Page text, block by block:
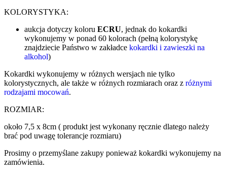
KOLORYSTYKA:
aukcja dotyczy koloru ECRU, jednak do kokardki
wykonujemy w ponad 60 kolorach (pełną kolorystykę
znajdziecie Państwo w zakładce kokardki i zawieszki na
alkohol)
Kokardki wykonujemy w różnych wersjach nie tylko
kolorystycznych, ale także w różnych rozmiarach oraz z różnymi
rodzajami mocowań.
ROZMIAR:
około 7,5 x 8cm ( produkt jest wykonany ręcznie dlatego należy
brać pod uwagę tolerancje rozmiaru)
Prosimy o przemyślane zakupy ponieważ kokardki wykonujemy na
zamówienia.